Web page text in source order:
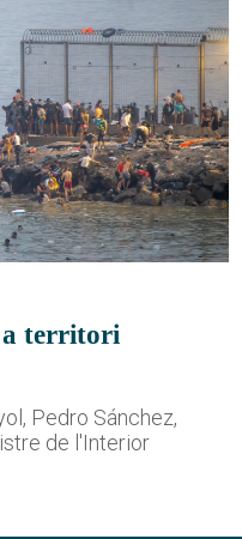
a territori
Pedro Sánchez,
de l'Interior